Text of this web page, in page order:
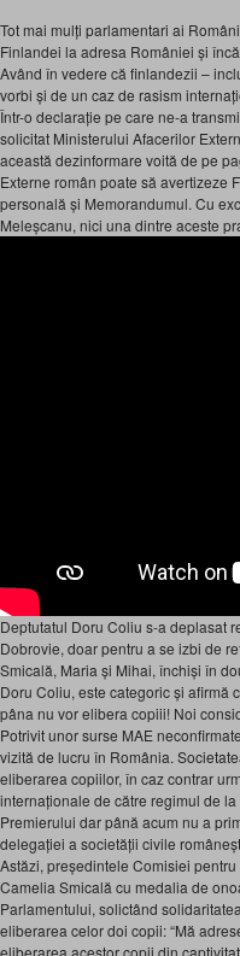
Tot mai mulți parlamentari ai
Finlandei la adresa României și
Având în vedere că finlandezii –
vorbi și de un caz de rasism
Într-o declarație pe care ne-a
solicitat Ministerului Afacerilor
această dezinformare voită de pe
Externe român poate să avertizeze
personală și Memorandumul. Cu
Meleșcanu, nici una dintre aceste
Deptutatul Doru Coliu s-a deplasat
Dobrovie, doar pentru a se izbi de
Smicală, Maria și Mihai, închiși în
Doru Coliu, este categoric și afirmă
pâna nu vor elibera copiii! Noi
Potrivit unor surse MAE
vizită de lucru în România.
eliberarea copiilor, în caz contrar
internaționale de către regimul de
Premierului dar până acum nu a
delegației a societății civile
Astăzi, președintele Comisiei
Camelia Smicală cu medalia de
Parlamentului, solictând
eliberarea celor doi copii: “Mă
eliberarea acestor copii din